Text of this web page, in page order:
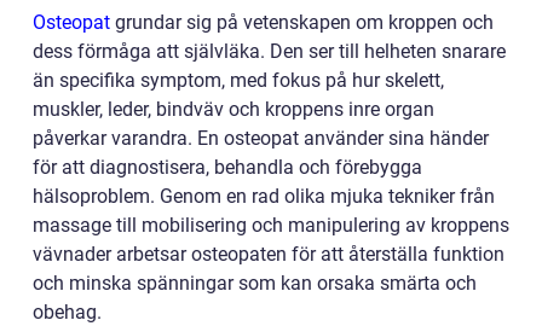
Osteopat grundar sig på vetenskapen om kroppen och
dess förmåga att självläka. Den ser till helheten snarare
än specifika symptom, med fokus på hur skelett,
muskler, leder, bindväv och kroppens inre organ
påverkar varandra. En osteopat använder sina händer
för att diagnostisera, behandla och förebygga
hälsoproblem. Genom en rad olika mjuka tekniker från
massage till mobilisering och manipulering av kroppens
vävnader arbetsar osteopaten för att återställa funktion
och minska spänningar som kan orsaka smärta och
obehag.